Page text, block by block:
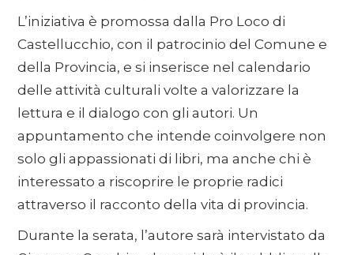
L’iniziativa è promossa dalla Pro Loco di
Castellucchio, con il patrocinio del Comune e
della Provincia, e si inserisce nel calendario
delle attività culturali volte a valorizzare la
lettura e il dialogo con gli autori. Un
appuntamento che intende coinvolgere non
solo gli appassionati di libri, ma anche chi è
interessato a riscoprire le proprie radici
attraverso il racconto della vita di provincia.
Durante la serata, l’autore sarà intervistato da